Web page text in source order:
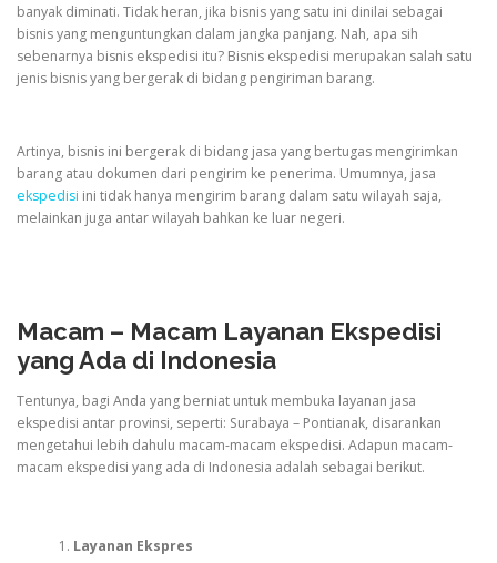
banyak diminati. Tidak heran, jika bisnis yang satu ini dinilai sebagai
bisnis yang menguntungkan dalam jangka panjang. Nah, apa sih
sebenarnya bisnis ekspedisi itu? Bisnis ekspedisi merupakan salah satu
jenis bisnis yang bergerak di bidang pengiriman barang.
Artinya, bisnis ini bergerak di bidang jasa yang bertugas mengirimkan
barang atau dokumen dari pengirim ke penerima. Umumnya, jasa
ekspedisi ini tidak hanya mengirim barang dalam satu wilayah saja,
melainkan juga antar wilayah bahkan ke luar negeri.
Macam – Macam Layanan Ekspedisi
yang Ada di Indonesia
Tentunya, bagi Anda yang berniat untuk membuka layanan jasa
ekspedisi antar provinsi, seperti: Surabaya – Pontianak, disarankan
mengetahui lebih dahulu macam-macam ekspedisi. Adapun macam-
macam ekspedisi yang ada di Indonesia adalah sebagai berikut.
Layanan Ekspres